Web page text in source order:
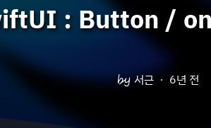
: Button /
서근 6년 전